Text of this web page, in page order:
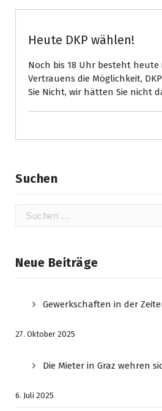
Heute DKP wählen!
Noch bis 18 Uhr besteht
Vertrauens die Möglichkeit,
Sie Nicht, wir hätten Sie nicht
Suchen
Suchen
Neue Beiträge
Gewerkschaften in der
27. Oktober 2025
Die Mieter in Graz wehren
6. Juli 2025